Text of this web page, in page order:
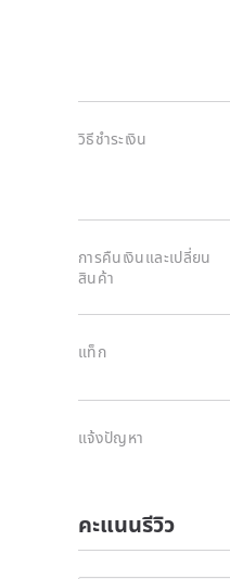
Welcome to take
Depending on the
After placing a
privately!
Origin/
วิธีชำระเงิน
การคืนเงินและเปลี่ยน
สินค้า
แท็ก
แจ้งปัญหา
คะแนนรีวิว